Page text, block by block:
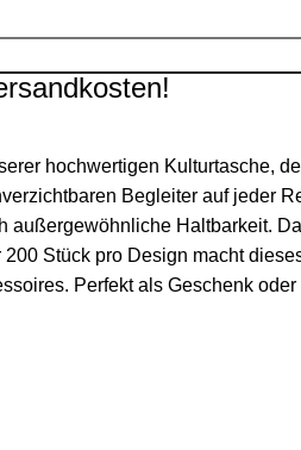
hochwertigen Kulturtasche,
Begleiter auf jeder
außergewöhnliche Haltbarkeit.
Stück pro Design macht
Perfekt als Geschenk